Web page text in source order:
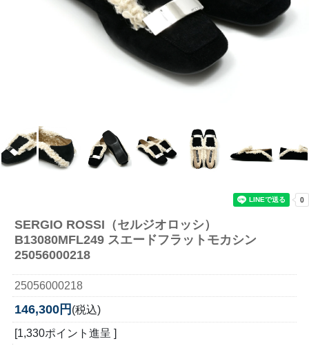
SERGIO ROSSI（セルジオロッシ）
B13080MFL249 スエードフラットモカシン
25056000218
25056000218
146,300円 (税込)
[1,330ポイント進呈 ]